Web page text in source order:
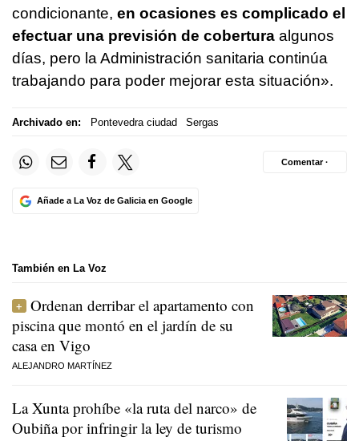
condicionante, en ocasiones es complicado el
efectuar una previsión de cobertura algunos
días, pero la Administración sanitaria continúa
trabajando para poder mejorar esta situación».
Archivado en: Pontevedra ciudad Sergas
Añade a La Voz de Galicia en Google
Comentar ·
También en La Voz
Ordenan derribar el apartamento con
piscina que montó en el jardín de su
casa en Vigo
ALEJANDRO MARTÍNEZ
La Xunta prohíbe «la ruta del narco» de
Oubiña por infringir la ley de turismo